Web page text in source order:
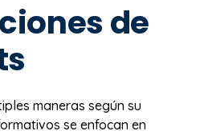
de
maneras según su
se enfocan en